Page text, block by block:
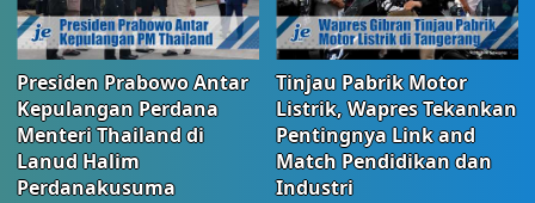
Presiden Prabowo Antar
Kepulangan Perdana
Menteri Thailand di
Lanud Halim
Perdanakusuma
Tinjau Pabrik Motor
Listrik, Wapres Tekankan
Pentingnya Link and
Match Pendidikan dan
Industri